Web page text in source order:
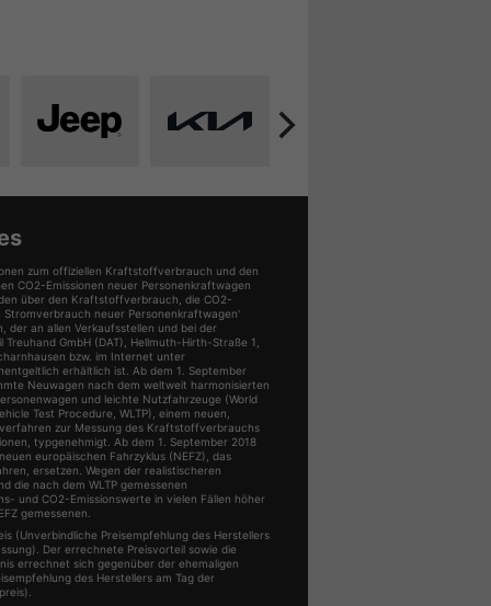
Alle
Alle
zum offiziellen Kraftstoffverbrauch und den
CO2-Emissionen neuer Personenkraftwagen
über den Kraftstoffverbrauch, die CO2-
Stromverbrauch neuer Personenkraftwagen'
der an allen Verkaufsstellen und bei der
Treuhand GmbH (DAT), Hellmuth-Hirth-Straße 1,
bzw. im Internet unter
erhältlich ist. Ab dem 1. September
Neuwagen nach dem weltweit harmonisierten
und leichte Nutzfahrzeuge (World
Test Procedure, WLTP), einem neuen,
zur Messung des Kraftstoffverbrauchs
typgenehmigt. Ab dem 1. September 2018
europäischen Fahrzyklus (NEFZ), das
ersetzen. Wegen der realistischeren
die nach dem WLTP gemessenen
und CO2-Emissionswerte in vielen Fällen höher
gemessenen.
(Unverbindliche Preisempfehlung des Herstellers
Der errechnete Preisvorteil sowie die
errechnet sich gegenüber der ehemaligen
des Herstellers am Tag der